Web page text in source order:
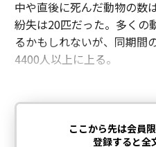
中や直後に死んだ動物の数
紛失は20匹だった。多くの
るかもしれないが、同期間
4400人以上に上る。